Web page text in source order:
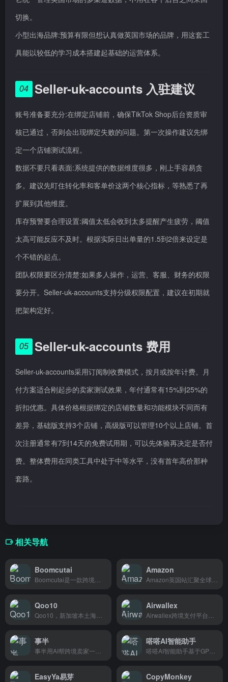
切换。
小型出海品牌:预算有限但想认真做英国市场的品牌，用这套工
具能以较低的学习成本搭建起基础的运营体系。
04 Seller-uk-accounts 入驻建议
账号准备要充分:在绑定店铺前，确保TikTok Shop后台资质审
核已通过，否则会出现绑定失败的问题。第一次操作建议先绑
定一个店铺测试流程。
数据不要只看表面:系统提供的数据维度很多，刚上手容易贪
多。建议先盯住转化率和客单价这两个核心指标，等熟悉了再
扩展到其他维度。
库存预警要合理设置:阈值太低会收到太多提醒产生疲劳，阈值
太高可能反应不及时。根据实际日出单量的1.5到2倍来设定是
个不错的起点。
团队权限要区分清楚:如果多人操作，运营、客服、财务的权限
要分开。Seller-uk-accounts支持分级权限配置，建议在初期就
把架构定好。
05 Seller-uk-accounts 费用
Seller-uk-accounts采用订阅制收费模式，按月或按年计费。月
付方案适合刚起步的卖家测试效果，年付通常有15%到25%的
折扣优惠。具体价格根据绑定的店铺数量和功能模块不同而有
差异，基础版支持3个店铺，高级版可以管理10个以上店铺。首
次注册通常有7到14天的免费试用期，可以先体验再决定是否付
费。整体费用在同类工具中处于中等水平，没有首年高价那种
套路。
相关导航
Boomcutai Amazon
Qoo10 Airwallex
事半 嗒嗒AI智能助手
EasyYa易芽 CopyMonkey